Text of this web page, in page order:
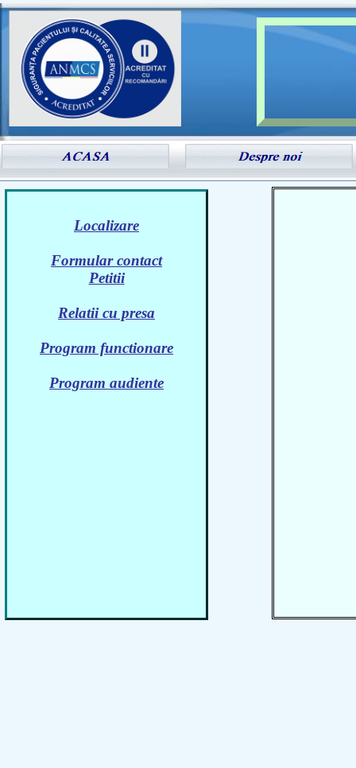
Formular contact
Relatii cu presa
Localizare
Formular contact
Petitii
Relatii cu presa
Program functionare
Program audiente